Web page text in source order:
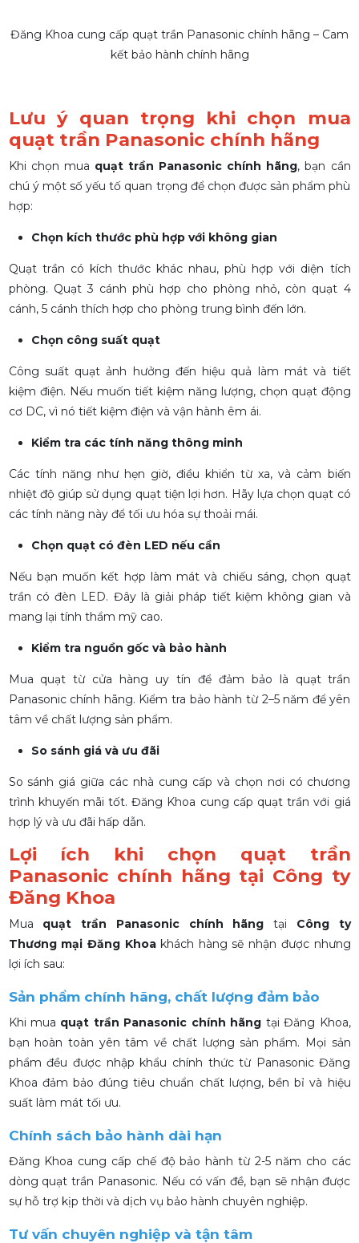
Đăng Khoa cung cấp quạt trần Panasonic chính hãng – Cam
kết bảo hành chính hãng
Lưu ý quan trọng khi chọn mua
quạt trần Panasonic chính hãng
Khi chọn mua quạt trần Panasonic chính hãng, bạn cần
chú ý một số yếu tố quan trọng để chọn được sản phẩm phù
hợp:
Chọn kích thước phù hợp với không gian
Quạt trần có kích thước khác nhau, phù hợp với diện tích
phòng. Quạt 3 cánh phù hợp cho phòng nhỏ, còn quạt 4
cánh, 5 cánh thích hợp cho phòng trung bình đến lớn.
Chọn công suất quạt
Công suất quạt ảnh hưởng đến hiệu quả làm mát và tiết
kiệm điện. Nếu muốn tiết kiệm năng lượng, chọn quạt động
cơ DC, vì nó tiết kiệm điện và vận hành êm ái.
Kiểm tra các tính năng thông minh
Các tính năng như hẹn giờ, điều khiển từ xa, và cảm biến
nhiệt độ giúp sử dụng quạt tiện lợi hơn. Hãy lựa chọn quạt có
các tính năng này để tối ưu hóa sự thoải mái.
Chọn quạt có đèn LED nếu cần
Nếu bạn muốn kết hợp làm mát và chiếu sáng, chọn quạt
trần có đèn LED. Đây là giải pháp tiết kiệm không gian và
mang lại tính thẩm mỹ cao.
Kiểm tra nguồn gốc và bảo hành
Mua quạt từ cửa hàng uy tín để đảm bảo là quạt trần
Panasonic chính hãng. Kiểm tra bảo hành từ 2–5 năm để yên
tâm về chất lượng sản phẩm.
So sánh giá và ưu đãi
So sánh giá giữa các nhà cung cấp và chọn nơi có chương
trình khuyến mãi tốt. Đăng Khoa cung cấp quạt trần với giá
hợp lý và ưu đãi hấp dẫn.
Lợi ích khi chọn quạt trần
Panasonic chính hãng tại Công ty
Đăng Khoa
Mua quạt trần Panasonic chính hãng tại Công ty
Thương mại Đăng Khoakhách hàng sẽ nhận được nhưng
lợi ích sau:
Sản phẩm chính hãng, chất lượng đảm bảo
Khi mua quạt trần Panasonic chính hãng tại Đăng Khoa,
bạn hoàn toàn yên tâm về chất lượng sản phẩm. Mọi sản
phẩm đều được nhập khẩu chính thức từ Panasonic Đăng
Khoa đảm bảo đúng tiêu chuẩn chất lượng, bền bỉ và hiệu
suất làm mát tối ưu.
Chính sách bảo hành dài hạn
Đăng Khoa cung cấp chế độ bảo hành từ 2-5 năm cho các
dòng quạt trần Panasonic. Nếu có vấn đề, bạn sẽ nhận được
sự hỗ trợ kịp thời và dịch vụ bảo hành chuyên nghiệp.
Tư vấn chuyên nghiệp và tận tâm